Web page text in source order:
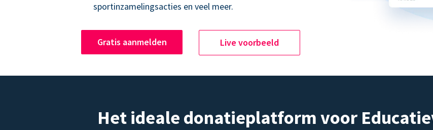
sportinzamelingsacties en veel meer.
Gratis aanmelden Live voorbeeld
Het ideale donatieplatform voor